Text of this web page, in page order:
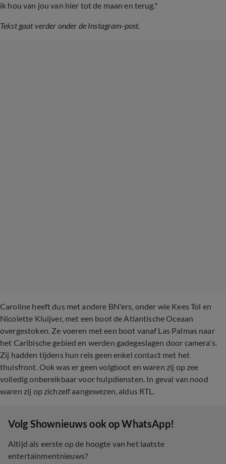
ik hou van jou van hier tot de maan en terug."
Tekst gaat verder onder de Instagram-post.
Caroline heeft dus met andere BN'ers, onder wie Kees Tol en
Nicolette Kluijver, met een boot de Atlantische Oceaan
overgestoken. Ze voeren met een boot vanaf Las Palmas naar
het Caribische gebied en werden gadegeslagen door camera's.
Zij hadden tijdens hun reis geen enkel contact met het
thuisfront. Ook was er geen volgboot en waren zij op zee
volledig onbereikbaar voor hulpdiensten. In geval van nood
waren zij op zichzelf aangewezen, aldus RTL.
‎Volg Shownieuws ook op WhatsApp!
Altijd als eerste op de hoogte van het laatste
entertainmentnieuws?